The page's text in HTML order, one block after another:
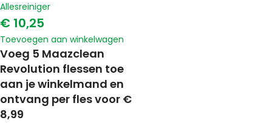
Allesreiniger
€ 10,25
Toevoegen aan winkelwagen
Voeg 5 Maazclean
Revolution flessen toe
aan je winkelmand en
ontvang per fles voor €
8,99